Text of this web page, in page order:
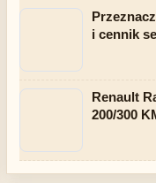
i cennik
Renault
200/300